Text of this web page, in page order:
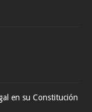
en su Constitución